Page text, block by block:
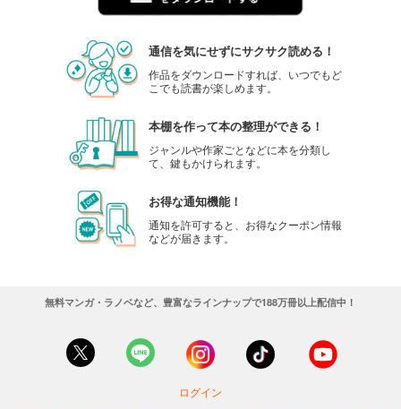
通信を気にせずにサクサク読める！
作品をダウンロードすれば、いつでもど
こでも読書が楽しめます。
本棚を作って本の整理ができる！
ジャンルや作家ごとなどに本を分類し
て、鍵もかけられます。
お得な通知機能！
通知を許可すると、お得なクーポン情報
などが届きます。
無料マンガ・ラノベなど、豊富なラインナップで188万冊以上配信中！
ログイン